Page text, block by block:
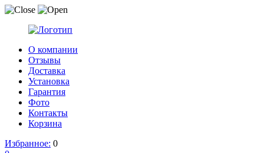
О компании
Отзывы
Доставка
Установка
Гарантия
Фото
Контакты
Корзина
Избранное: 0